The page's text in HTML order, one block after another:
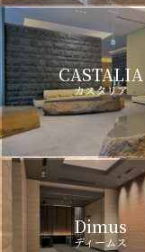
CASTALIA
カスタリア
Dimus
ディームス